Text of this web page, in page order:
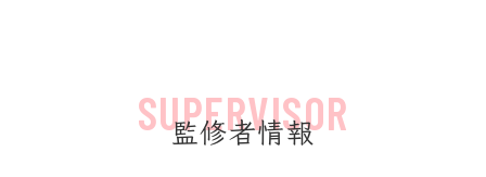
監修者情報